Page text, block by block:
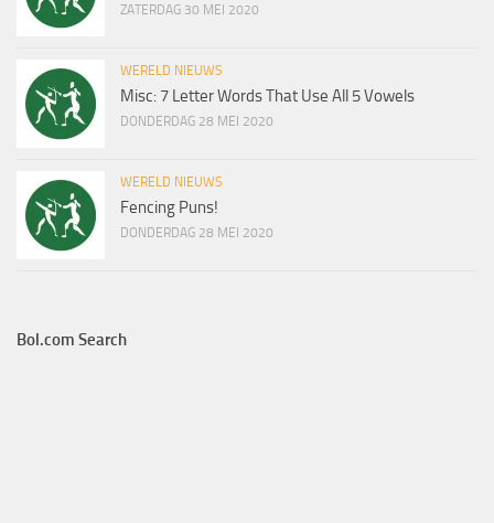
ZATERDAG 30 MEI 2020
WERELD NIEUWS
Misc: 7 Letter Words That Use All 5 Vowels
DONDERDAG 28 MEI 2020
WERELD NIEUWS
Fencing Puns!
DONDERDAG 28 MEI 2020
Bol.com Search